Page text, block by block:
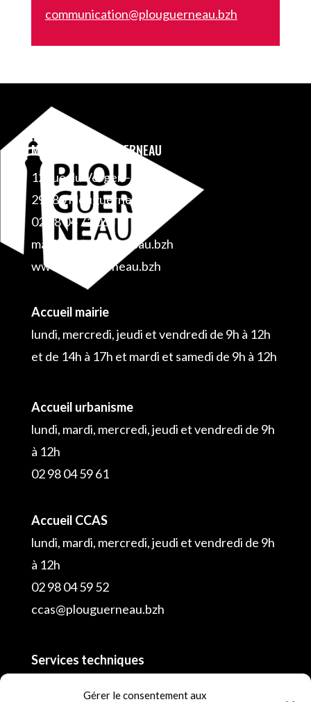
Gérer le consentement aux
communication@plouguerneau.bzh
MAIRIE DE PLOUGUERNEAU
12 rue du Verger – BP 1
29880 Plouguerneau
02 98 04 71 06
mairie@plouguerneau.bzh
www.plouguerneau.bzh
Accueil mairie
lundi, mercredi, jeudi et vendredi de 9h à 12h
et de 14h à 17h et mardi et samedi de 9h à 12h
Accueil urbanisme
lundi, mardi, mercredi, jeudi et vendredi de 9h
à 12h
02 98 04 59 61
Accueil CCAS
lundi, mardi, mercredi, jeudi et vendredi de 9h
à 12h
02 98 04 59 52
ccas@plouguerneau.bzh
Services techniques